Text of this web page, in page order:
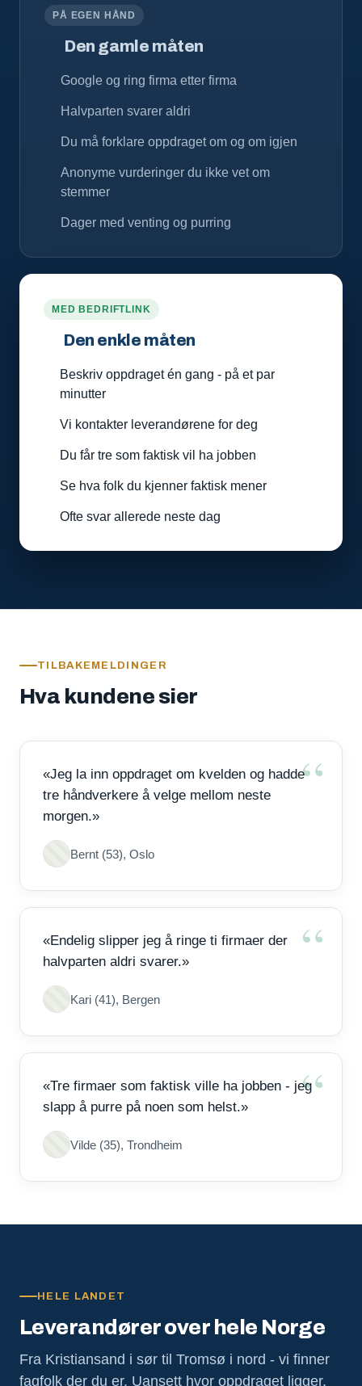
PÅ EGEN HÅND
Den gamle måten
Google og ring firma etter firma
Halvparten svarer aldri
Du må forklare oppdraget om og om igjen
Anonyme vurderinger du ikke vet om
stemmer
Dager med venting og purring
MED BEDRIFTLINK
Den enkle måten
Beskriv oppdraget én gang - på et par
minutter
Vi kontakter leverandørene for deg
Du får tre som faktisk vil ha jobben
Se hva folk du kjenner faktisk mener
Ofte svar allerede neste dag
TILBAKEMELDINGER
Hva kundene sier
«Jeg la inn oppdraget om kvelden og hadde
tre håndverkere å velge mellom neste
morgen.»
Bernt (53), Oslo
«Endelig slipper jeg å ringe ti firmaer der
halvparten aldri svarer.»
Kari (41), Bergen
«Tre firmaer som faktisk ville ha jobben - jeg
slapp å purre på noen som helst.»
Vilde (35), Trondheim
HELE LANDET
Leverandører over hele Norge
Fra Kristiansand i sør til Tromsø i nord - vi finner
fagfolk der du er. Uansett hvor oppdraget ligger,